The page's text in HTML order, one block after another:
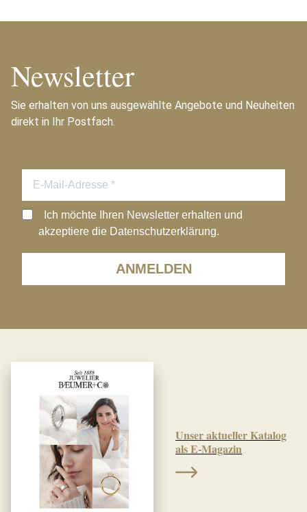
Newsletter
Sie erhalten von uns ausgewählte Angebote und Neuheiten
direkt in Ihr Postfach.
ANMELDEN
Ich möchte Ihren Newsletter erhalten und
akzeptiere die Datenschutzerklärung.
Unser aktueller Katalog
als E-Magazin